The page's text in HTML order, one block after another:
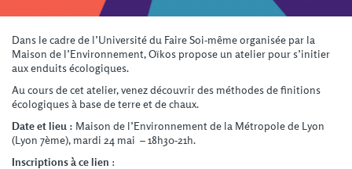
Dans le cadre de l’Université du Faire Soi-même organisée par la
Maison de l’Environnement, Oïkos propose un atelier pour s’initier
aux enduits écologiques.
Au cours de cet atelier, venez découvrir des méthodes de finitions
écologiques à base de terre et de chaux.
Date et lieu : Maison de l’Environnement de la Métropole de Lyon
(Lyon 7ème), mardi 24 mai – 18h30-21h.
Inscriptions à ce lien :